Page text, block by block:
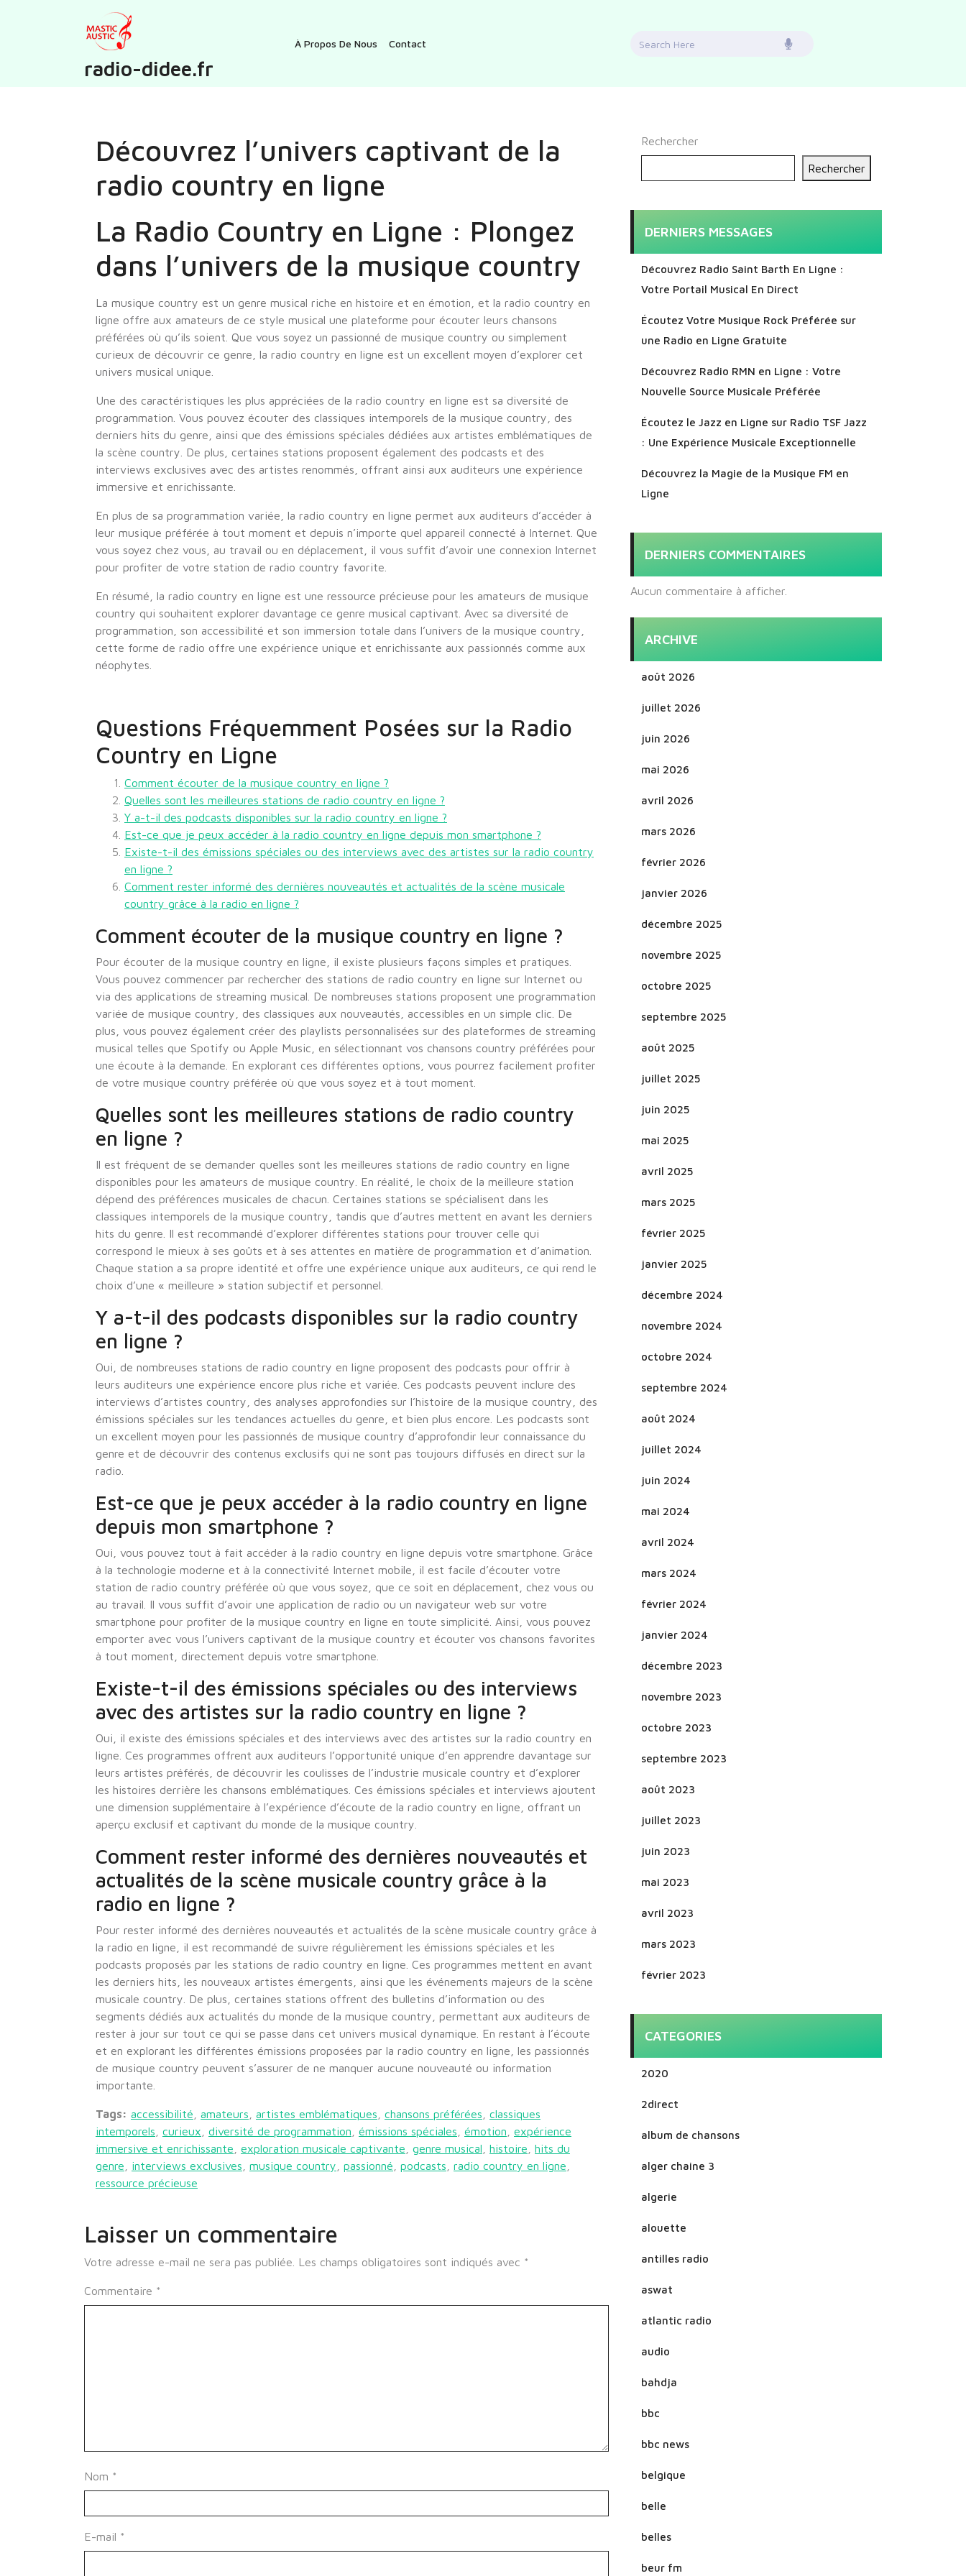
radio-didee.fr
À Propos De Nous Contact
Search
Découvrez l’univers captivant de la
radio country en ligne
La Radio Country en Ligne : Plongez
dans l’univers de la musique country
La musique country est un genre musical riche en histoire et en émotion, et la radio country en
ligne offre aux amateurs de ce style musical une plateforme pour écouter leurs chansons
préférées où qu’ils soient. Que vous soyez un passionné de musique country ou simplement
curieux de découvrir ce genre, la radio country en ligne est un excellent moyen d’explorer cet
univers musical unique.
Une des caractéristiques les plus appréciées de la radio country en ligne est sa diversité de
programmation. Vous pouvez écouter des classiques intemporels de la musique country, des
derniers hits du genre, ainsi que des émissions spéciales dédiées aux artistes emblématiques de
la scène country. De plus, certaines stations proposent également des podcasts et des
interviews exclusives avec des artistes renommés, offrant ainsi aux auditeurs une expérience
immersive et enrichissante.
En plus de sa programmation variée, la radio country en ligne permet aux auditeurs d’accéder à
leur musique préférée à tout moment et depuis n’importe quel appareil connecté à Internet. Que
vous soyez chez vous, au travail ou en déplacement, il vous suffit d’avoir une connexion Internet
pour profiter de votre station de radio country favorite.
En résumé, la radio country en ligne est une ressource précieuse pour les amateurs de musique
country qui souhaitent explorer davantage ce genre musical captivant. Avec sa diversité de
programmation, son accessibilité et son immersion totale dans l’univers de la musique country,
cette forme de radio offre une expérience unique et enrichissante aux passionnés comme aux
néophytes.
Questions Fréquemment Posées sur la Radio
Country en Ligne
Comment écouter de la musique country en ligne ?
Quelles sont les meilleures stations de radio country en ligne ?
Y a-t-il des podcasts disponibles sur la radio country en ligne ?
Est-ce que je peux accéder à la radio country en ligne depuis mon smartphone ?
Existe-t-il des émissions spéciales ou des interviews avec des artistes sur la radio country
en ligne ?
Comment rester informé des dernières nouveautés et actualités de la scène musicale
country grâce à la radio en ligne ?
Comment écouter de la musique country en ligne ?
Pour écouter de la musique country en ligne, il existe plusieurs façons simples et pratiques.
Vous pouvez commencer par rechercher des stations de radio country en ligne sur Internet ou
via des applications de streaming musical. De nombreuses stations proposent une programmation
variée de musique country, des classiques aux nouveautés, accessibles en un simple clic. De
plus, vous pouvez également créer des playlists personnalisées sur des plateformes de streaming
musical telles que Spotify ou Apple Music, en sélectionnant vos chansons country préférées pour
une écoute à la demande. En explorant ces différentes options, vous pourrez facilement profiter
de votre musique country préférée où que vous soyez et à tout moment.
Quelles sont les meilleures stations de radio country
en ligne ?
Il est fréquent de se demander quelles sont les meilleures stations de radio country en ligne
disponibles pour les amateurs de musique country. En réalité, le choix de la meilleure station
dépend des préférences musicales de chacun. Certaines stations se spécialisent dans les
classiques intemporels de la musique country, tandis que d’autres mettent en avant les derniers
hits du genre. Il est recommandé d’explorer différentes stations pour trouver celle qui
correspond le mieux à ses goûts et à ses attentes en matière de programmation et d’animation.
Chaque station a sa propre identité et offre une expérience unique aux auditeurs, ce qui rend le
choix d’une « meilleure » station subjectif et personnel.
Y a-t-il des podcasts disponibles sur la radio country
en ligne ?
Oui, de nombreuses stations de radio country en ligne proposent des podcasts pour offrir à
leurs auditeurs une expérience encore plus riche et variée. Ces podcasts peuvent inclure des
interviews d’artistes country, des analyses approfondies sur l’histoire de la musique country, des
émissions spéciales sur les tendances actuelles du genre, et bien plus encore. Les podcasts sont
un excellent moyen pour les passionnés de musique country d’approfondir leur connaissance du
genre et de découvrir des contenus exclusifs qui ne sont pas toujours diffusés en direct sur la
radio.
Est-ce que je peux accéder à la radio country en ligne
depuis mon smartphone ?
Oui, vous pouvez tout à fait accéder à la radio country en ligne depuis votre smartphone. Grâce
à la technologie moderne et à la connectivité Internet mobile, il est facile d’écouter votre
station de radio country préférée où que vous soyez, que ce soit en déplacement, chez vous ou
au travail. Il vous suffit d’avoir une application de radio ou un navigateur web sur votre
smartphone pour profiter de la musique country en ligne en toute simplicité. Ainsi, vous pouvez
emporter avec vous l’univers captivant de la musique country et écouter vos chansons favorites
à tout moment, directement depuis votre smartphone.
Existe-t-il des émissions spéciales ou des interviews
avec des artistes sur la radio country en ligne ?
Oui, il existe des émissions spéciales et des interviews avec des artistes sur la radio country en
ligne. Ces programmes offrent aux auditeurs l’opportunité unique d’en apprendre davantage sur
leurs artistes préférés, de découvrir les coulisses de l’industrie musicale country et d’explorer
les histoires derrière les chansons emblématiques. Ces émissions spéciales et interviews ajoutent
une dimension supplémentaire à l’expérience d’écoute de la radio country en ligne, offrant un
aperçu exclusif et captivant du monde de la musique country.
Comment rester informé des dernières nouveautés et
actualités de la scène musicale country grâce à la
radio en ligne ?
Pour rester informé des dernières nouveautés et actualités de la scène musicale country grâce à
la radio en ligne, il est recommandé de suivre régulièrement les émissions spéciales et les
podcasts proposés par les stations de radio country en ligne. Ces programmes mettent en avant
les derniers hits, les nouveaux artistes émergents, ainsi que les événements majeurs de la scène
musicale country. De plus, certaines stations offrent des bulletins d’information ou des
segments dédiés aux actualités du monde de la musique country, permettant aux auditeurs de
rester à jour sur tout ce qui se passe dans cet univers musical dynamique. En restant à l’écoute
et en explorant les différentes émissions proposées par la radio country en ligne, les passionnés
de musique country peuvent s’assurer de ne manquer aucune nouveauté ou information
importante.
Tags: accessibilité amateurs artistes emblématiques chansons préférées
classiques
intemporels
curieux diversité de programmation émissions spéciales émotion
expérience
immersive et enrichissante
exploration musicale captivante genre musical histoire
hits du
genre
interviews exclusives musique country passionné podcasts radio country en ligne
ressource précieuse
Laisser un commentaire
Votre adresse e-mail ne sera pas publiée. Les champs obligatoires sont indiqués avec *
Commentaire *
Nom *
E-mail *
Rechercher
Rechercher
DERNIERS MESSAGES
Découvrez Radio Saint Barth En Ligne :
Votre Portail Musical En Direct
Écoutez Votre Musique Rock Préférée sur
une Radio en Ligne Gratuite
Découvrez Radio RMN en Ligne : Votre
Nouvelle Source Musicale Préférée
Écoutez le Jazz en Ligne sur Radio TSF Jazz
: Une Expérience Musicale Exceptionnelle
Découvrez la Magie de la Musique FM en
Ligne
DERNIERS COMMENTAIRES
Aucun commentaire à afficher.
ARCHIVE
août 2026
juillet 2026
juin 2026
mai 2026
avril 2026
mars 2026
février 2026
janvier 2026
décembre 2025
novembre 2025
octobre 2025
septembre 2025
août 2025
juillet 2025
juin 2025
mai 2025
avril 2025
mars 2025
février 2025
janvier 2025
décembre 2024
novembre 2024
octobre 2024
septembre 2024
août 2024
juillet 2024
juin 2024
mai 2024
avril 2024
mars 2024
février 2024
janvier 2024
décembre 2023
novembre 2023
octobre 2023
septembre 2023
août 2023
juillet 2023
juin 2023
mai 2023
avril 2023
mars 2023
février 2023
CATEGORIES
2020
2direct
album de chansons
alger chaine 3
algerie
alouette
antilles radio
aswat
atlantic radio
audio
bahdja
bbc
bbc news
belgique
belle
belles
beur fm